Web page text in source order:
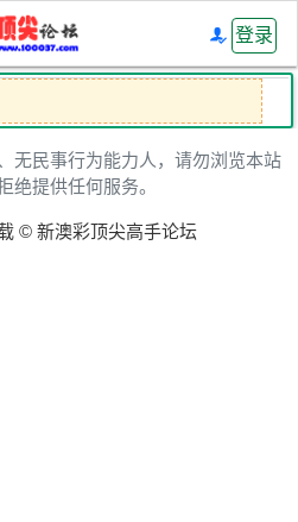
登录
无民事行为能力人，请勿浏览本站
绝提供任何服务。
© 新澳彩顶尖高手论坛